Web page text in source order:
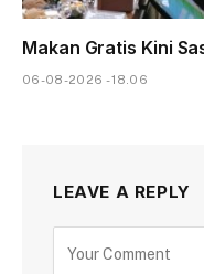
Makan Gratis Kini
06-08-2026 - 18.06
LEAVE A REPLY